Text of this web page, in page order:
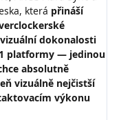
která přináší
dokonalosti
platformy — jedinou
absolutně
vizuálně nejčistší
výkonu